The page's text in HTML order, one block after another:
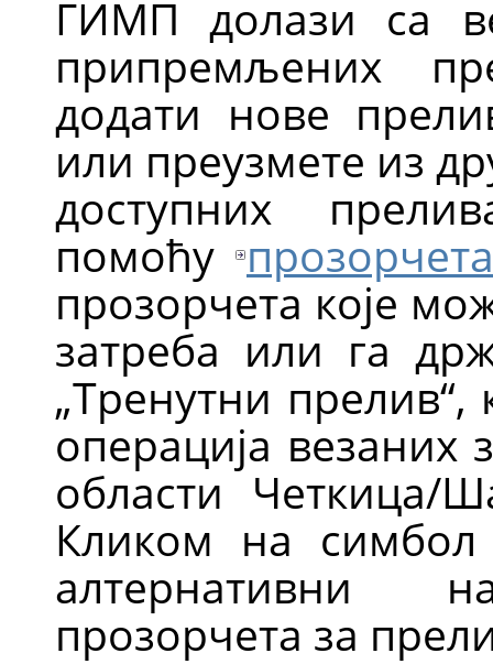
ГИМП долази са
припремљених
додати нове
или преузмете из
доступних
помоћу
прозорчета које
затреба или га
„Тренутни
операција везаних
области Четкица/
Кликом на симбол
алтернативни
прозорчета за